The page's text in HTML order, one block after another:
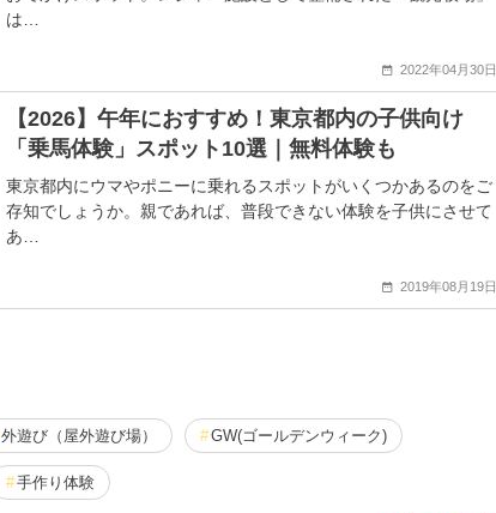
は…
2022年04月30日
【2026】午年におすすめ！東京都内の子供向け
「乗馬体験」スポット10選｜無料体験も
東京都内にウマやポニーに乗れるスポットがいくつかあるのをご
存知でしょうか。親であれば、普段できない体験を子供にさせて
あ…
2019年08月19日
外遊び（屋外遊び場） GW(ゴールデンウィーク)
手作り体験